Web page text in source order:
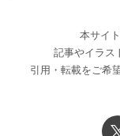
本サイ
記事やイラス
引用・転載をご希